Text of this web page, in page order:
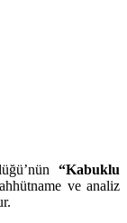
“Kabuklu
ve analiz